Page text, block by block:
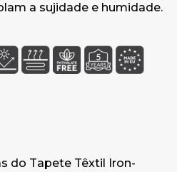
a sujidade e humidade.
do Tapete Têxtil Iron-